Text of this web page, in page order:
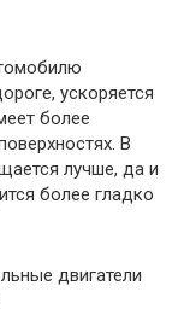
ускоряется
более
В
лучше, да и
более гладко
двигатели